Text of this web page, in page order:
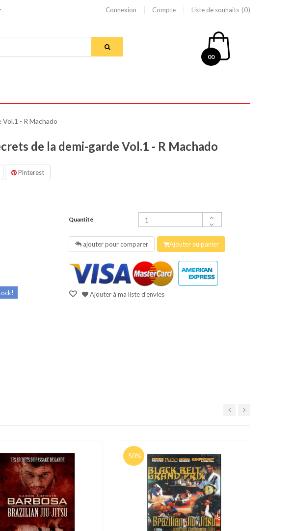
Connexion Compte Liste de souhaits 0
00
- R Machado
de la demi-garde Vol.1 - R Machado
Pinterest
Quantité
ajouter pour comparer Ajouter au panier
Ajouter à ma liste d'envies
-50%